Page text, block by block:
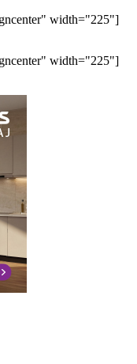
width="225"]
width="225"]